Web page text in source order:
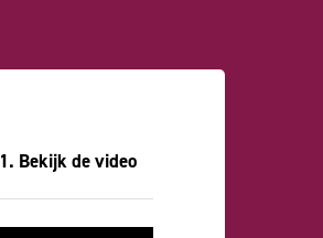
1. Bekijk de video